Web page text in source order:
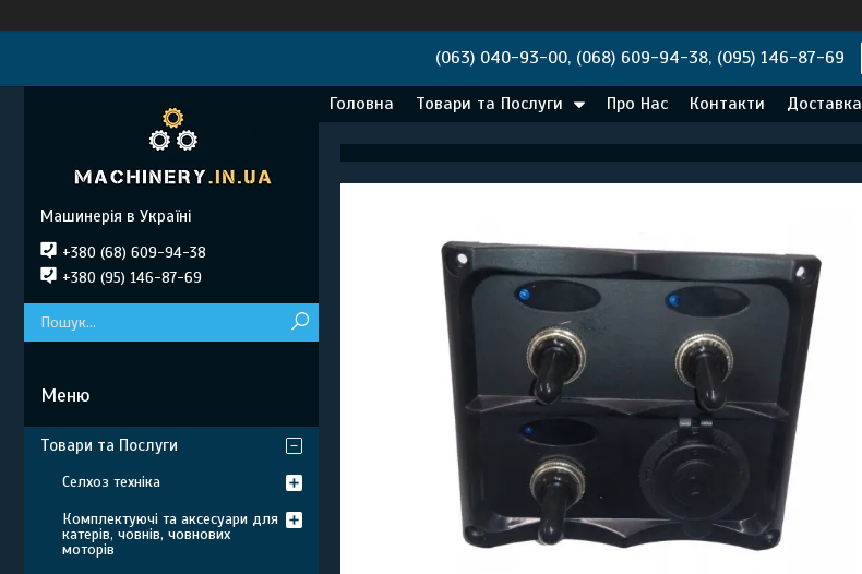
(063) 040-93-00, (068) 609-94-38, (095) 146-87-69
Головна Товари та Послуги Про Нас Контакти
Машинерія в Україні
+380 (68) 609-94-38
+380 (95) 146-87-69
Товари та Послуги
Селхоз техніка
Комплектуючі та аксесуари для
катерів, човнів, човнових
моторів